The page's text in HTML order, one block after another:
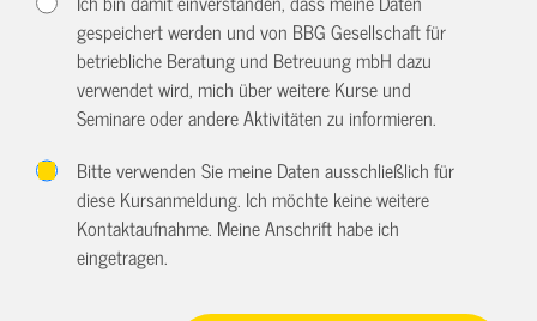
gespeichert werden und von BBG Gesellschaft für
betriebliche Beratung und Betreuung mbH dazu
verwendet wird, mich über weitere Kurse und
Seminare oder andere Aktivitäten zu informieren.
Bitte verwenden Sie meine Daten ausschließlich für
diese Kursanmeldung. Ich möchte keine weitere
Kontaktaufnahme. Meine Anschrift habe ich
eingetragen.